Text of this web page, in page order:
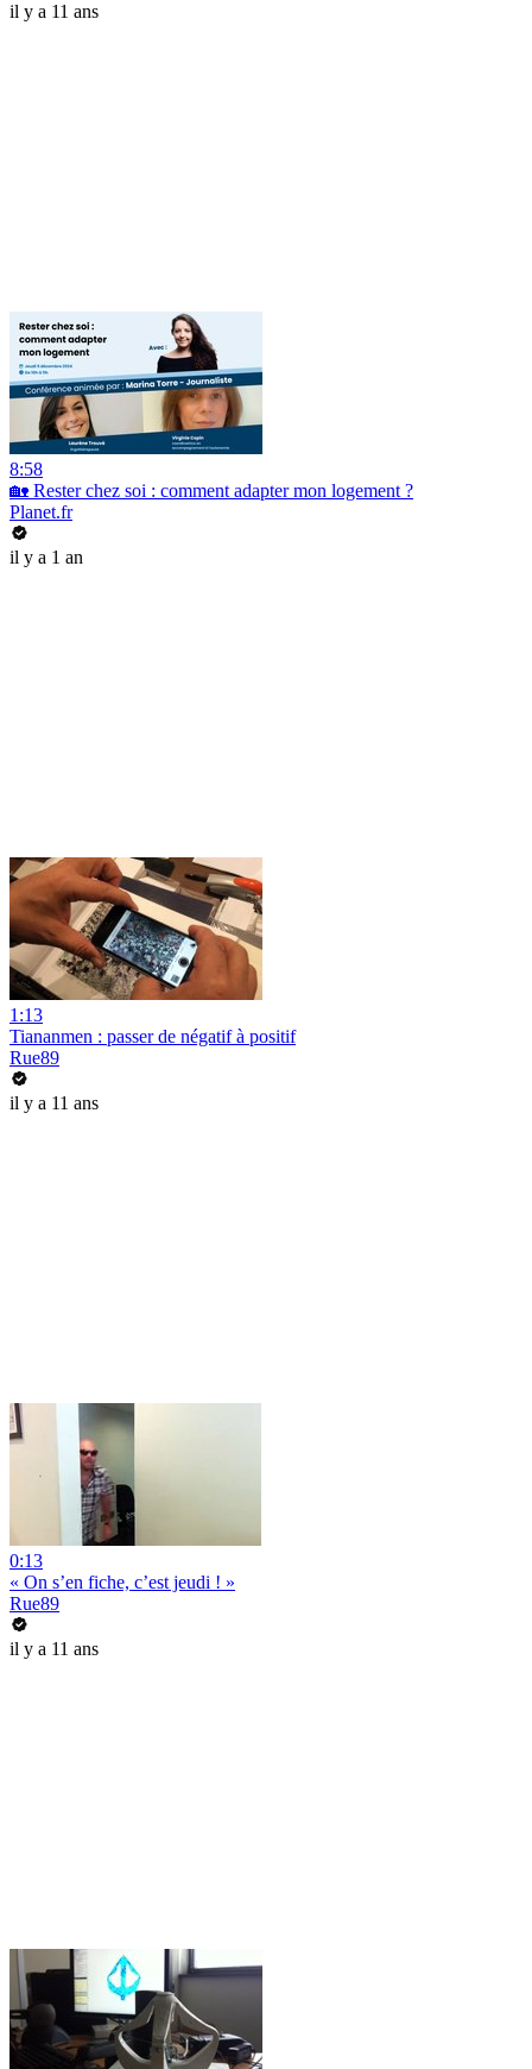
il y a 11 ans
8:58
🏡 Rester chez soi : comment adapter mon logement ?
Planet.fr
il y a 1 an
1:13
Tiananmen : passer de négatif à positif
Rue89
il y a 11 ans
0:13
« On s’en fiche, c’est jeudi ! »
Rue89
il y a 11 ans